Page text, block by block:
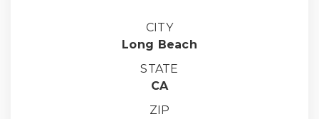
CITY
Long Beach
STATE
CA
ZIP